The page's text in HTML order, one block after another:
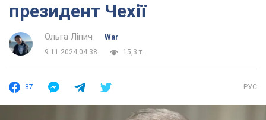
президент Чехії
Ольга Ліпич
War
9.11.2024 04:38
15,3 т.
87 РУС